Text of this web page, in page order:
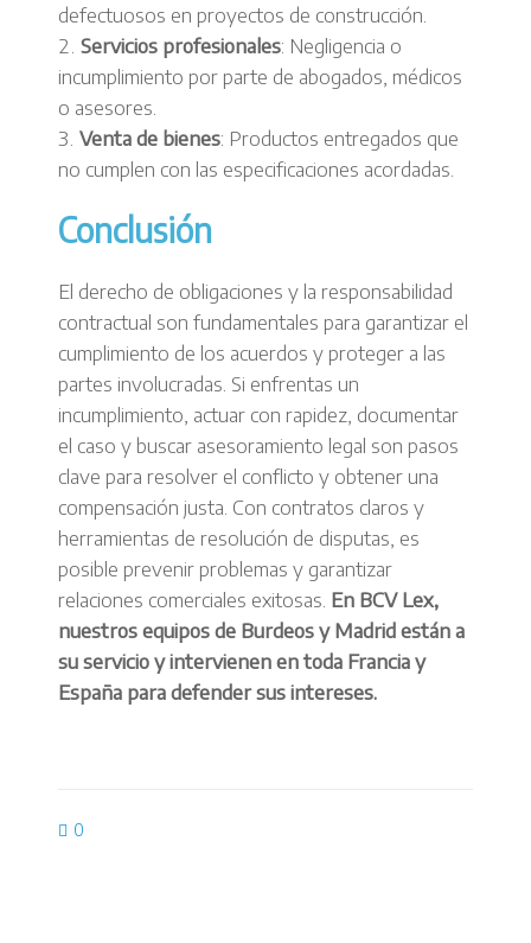
defectuosos en proyectos de construcción.
Servicios profesionales: Negligencia o
incumplimiento por parte de abogados, médicos
o asesores.
Venta de bienes: Productos entregados que
no cumplen con las especificaciones acordadas.
Conclusión
El derecho de obligaciones y la responsabilidad
contractual son fundamentales para garantizar el
cumplimiento de los acuerdos y proteger a las
partes involucradas. Si enfrentas un
incumplimiento, actuar con rapidez, documentar
el caso y buscar asesoramiento legal son pasos
clave para resolver el conflicto y obtener una
compensación justa. Con contratos claros y
herramientas de resolución de disputas, es
posible prevenir problemas y garantizar
relaciones comerciales exitosas. En BCV Lex,
nuestros equipos de Burdeos y Madrid están a
su servicio y intervienen en toda Francia y
España para defender sus intereses.
0